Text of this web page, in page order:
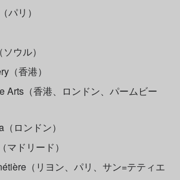
パリ）
ウル）
（香港）
Arts（香港、ロンドン、パームビー
ロンドン）
マドリード）
（リヨン、パリ、サン=テティエ